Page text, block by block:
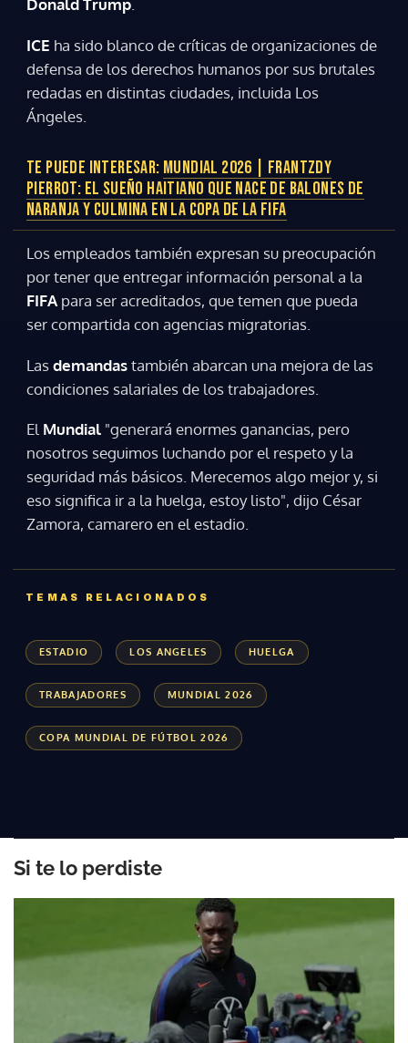
Gracias por suscribirte a nuestro boletín.
Donald Trump.
ICE ha sido blanco de críticas de organizaciones de
defensa de los derechos humanos por sus brutales
redadas en distintas ciudades, incluida Los
Ángeles.
TE PUEDE INTERESAR: MUNDIAL 2026 | FRANTZDY
PIERROT: EL SUEÑO HAITIANO QUE NACE DE BALONES DE
NARANJA Y CULMINA EN LA COPA DE LA FIFA
Los empleados también expresan su preocupación
por tener que entregar información personal a la
FIFA para ser acreditados, que temen que pueda
ser compartida con agencias migratorias.
Lasdemandastambién abarcan una mejora de las
condiciones salariales de los trabajadores.
El Mundial "generará enormes ganancias, pero
nosotros seguimos luchando por el respeto y la
seguridad más básicos. Merecemos algo mejor y, si
eso significa ir a la huelga, estoy listo", dijo César
Zamora, camarero en el estadio.
TEMAS RELACIONADOS
ESTADIO LOS ANGELES HUELGA
TRABAJADORES MUNDIAL 2026
COPA MUNDIAL DE FÚTBOL 2026
Si te lo perdiste